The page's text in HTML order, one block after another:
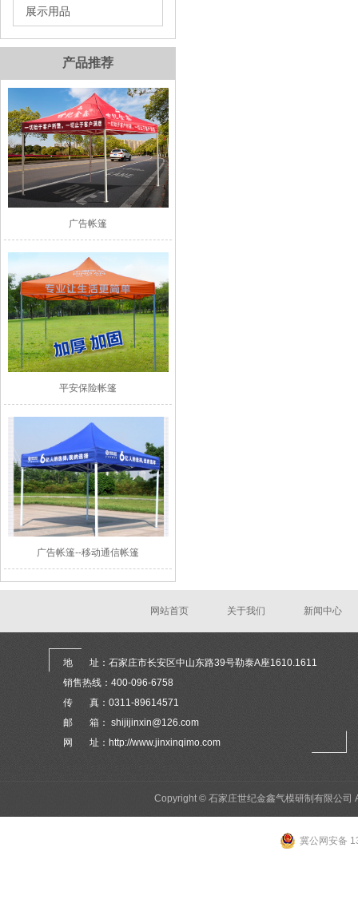
展示用品
产品推荐
广告帐篷
平安保险帐篷
广告帐篷--移动通信帐篷
网站首页 关于我们 新闻中心
地 址：石家庄市长安区中山东路39号勒泰A座1610.1611
销售热线：400-096-6758
传 真：0311-89614571
邮 箱： shijijinxin@126.com
网 址：http://www.jinxinqimo.com
Copyright © 石家庄世纪金鑫气模研制有限公
冀公网安备